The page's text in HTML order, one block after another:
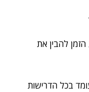
להבין את
בכל הדרישות